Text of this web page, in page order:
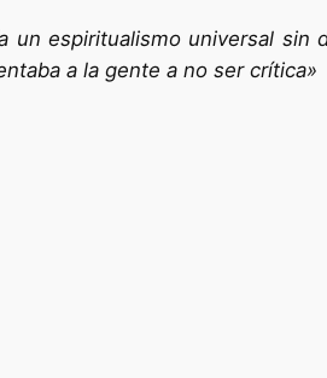
un espiritualismo universal
a la gente a no ser crítica»